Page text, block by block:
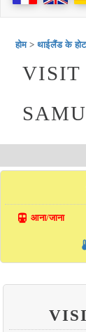
होम>थाईलैंड के
VISIT
directions_transit आना/जाना